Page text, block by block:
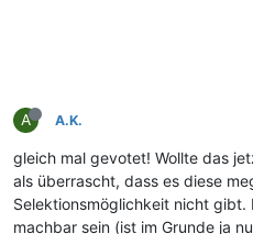
A A.K.
gleich mal gevotet! Wollte das
als überrascht, dass es diese
Selektionsmöglichkeit nicht
machbar sein (ist im Grunde ja